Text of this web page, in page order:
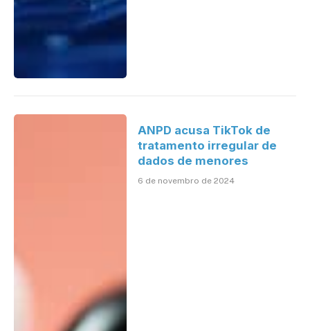
ANPD acusa TikTok de
tratamento irregular de
dados de menores
6 de novembro de 2024